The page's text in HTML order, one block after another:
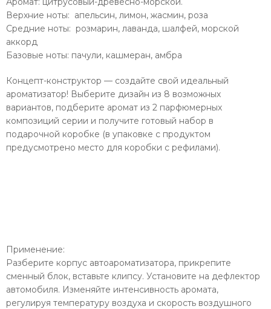
Верхние ноты: апельсин, лимон, жасмин, роза
Средние ноты: розмарин, лаванда, шалфей, морской
аккорд
Базовые ноты: пачули, кашмеран, амбра
Концепт-конструктор — создайте свой идеальный
ароматизатор! Выберите дизайн из 8 возможных
вариантов, подберите аромат из 2 парфюмерных
композиций серии и получите готовый набор в
подарочной коробке (в упаковке с продуктом
предусмотрено место для коробки с рефилами).
Применение:
Разберите корпус автоароматизатора, прикрепите
сменный блок, вставьте клипсу. Установите на дефлектор
автомобиля. Изменяйте интенсивность аромата,
регулируя температуру воздуха и скорость воздушного